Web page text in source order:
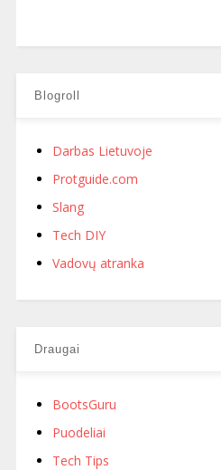
Blogroll
Darbas Lietuvoje
Protguide.com
Slang
Tech DIY
Vadovų atranka
Draugai
BootsGuru
Puodeliai
Tech Tips